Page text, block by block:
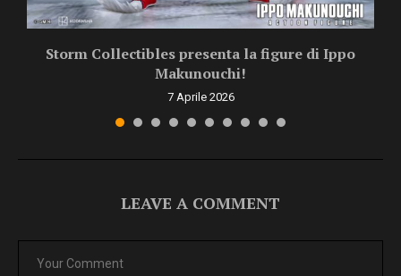
Storm Collectibles presenta la figure di Ippo
Makunouchi!
7 Aprile 2026
LEAVE A COMMENT